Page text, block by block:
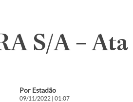
S/A – Ata
Por Estadão
09/11/2022 | 01:07